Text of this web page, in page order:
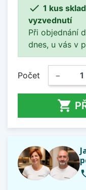
 1 kus
vyzvednutí
Při objednání
dnes, u vás v
Počet −
